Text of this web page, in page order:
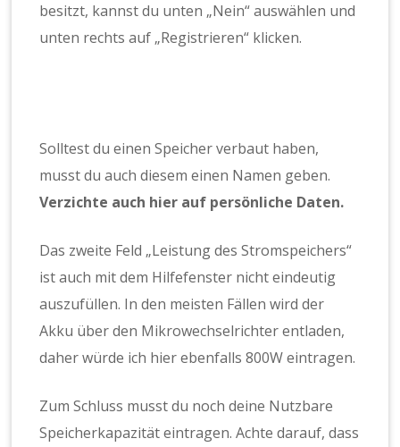
besitzt, kannst du unten „Nein“ auswählen und
unten rechts auf „Registrieren“ klicken.
Solltest du einen Speicher verbaut haben,
musst du auch diesem einen Namen geben.
Verzichte auch hier auf persönliche Daten.
Das zweite Feld „Leistung des Stromspeichers“
ist auch mit dem Hilfefenster nicht eindeutig
auszufüllen. In den meisten Fällen wird der
Akku über den Mikrowechselrichter entladen,
daher würde ich hier ebenfalls 800W eintragen.
Zum Schluss musst du noch deine Nutzbare
Speicherkapazität eintragen. Achte darauf, dass